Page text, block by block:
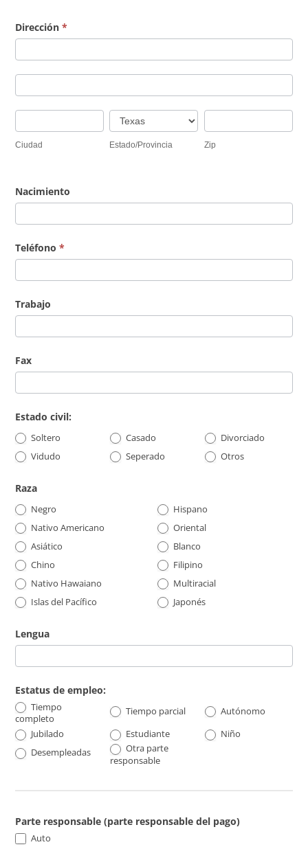
Dirección*
Ciudad
Estado/Provincia
Estado/Provincia Zip
Nacimiento
Teléfono*
Trabajo
Fax
Estado civil:
Soltero Casado
Divorciado
Vidudo
Seperado Otros
Raza
Negro
Hispano
Nativo Americano
Oriental
Asiático
Blanco
Chino
Filipino
Nativo Hawaiano
Multiracial
Islas del Pacífico
Japonés
Lengua
Estatus de empleo:
Tiempo
completo
Tiempo parcial
Autónomo
Jubilado
Estudiante
Niño
Desempleadas
Otra parte
responsable
Parte responsable (parte responsable del pago)
Auto